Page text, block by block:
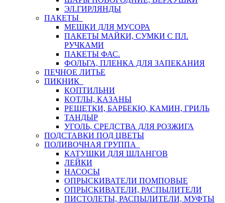
ЭЛ.ГИРЛЯНДЫ
ПАКЕТЫ
МЕШКИ ДЛЯ МУСОРА
ПАКЕТЫ МАЙКИ, СУМКИ С ПЛ.
РУЧКАМИ
ПАКЕТЫ ФАС.
ФОЛЬГА, ПЛЕНКА ДЛЯ ЗАПЕКАНИЯ
ПЕЧНОЕ ЛИТЬЕ
ПИКНИК
КОПТИЛЬНИ
КОТЛЫ, КАЗАНЫ
РЕШЕТКИ, БАРБЕКЮ, КАМИН, ГРИЛЬ
ТАНДЫР
УГОЛЬ, СРЕДСТВА ДЛЯ РОЗЖИГА
ПОДСТАВКИ ПОД ЦВЕТЫ
ПОЛИВОЧНАЯ ГРУППА
КАТУШКИ ДЛЯ ШЛАНГОВ
ЛЕЙКИ
НАСОСЫ
ОПРЫСКИВАТЕЛИ ПОМПОВЫЕ
ОПРЫСКИВАТЕЛИ, РАСПЫЛИТЕЛИ
ПИСТОЛЕТЫ, РАСПЫЛИТЕЛИ, МУФТЫ